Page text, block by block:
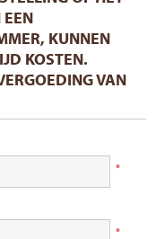
KUNNEN
KOSTEN.
VAN
*
*